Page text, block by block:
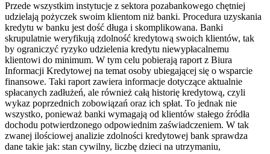
Przede wszystkim instytucje z sektora pozabankowego chętniej
udzielają pożyczek swoim klientom niż banki. Procedura uzyskania
kredytu w banku jest dość długa i skomplikowana. Banki
skrupulatnie weryfikują zdolność kredytową swoich klientów, tak
by ograniczyć ryzyko udzielenia kredytu niewypłacalnemu
klientowi do minimum. W tym celu pobierają raport z Biura
Informacji Kredytowej na temat osoby ubiegającej się o wsparcie
finansowe. Taki raport zawiera informacje dotyczące aktualnie
spłacanych zadłużeń, ale również całą historię kredytową, czyli
wykaz poprzednich zobowiązań oraz ich spłat. To jednak nie
wszystko, ponieważ banki wymagają od klientów stałego źródła
dochodu potwierdzonego odpowiednim zaświadczeniem. W tak
zwanej ilościowej analizie zdolności kredytowej bank sprawdza
dane takie jak: stan cywilny, liczbę dzieci na utrzymaniu,